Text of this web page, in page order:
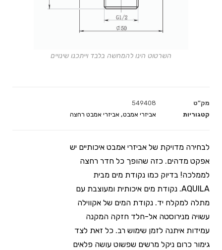
מק"ט
549408
קטגוריות
אביזרי אמבט, אביזרי אמבט רחצה
לבחירה מדויקת של אביזרי אמבט איכותיים יש
אפקט מדהים. כזה שהופך כל חדר רחצה
לממלכה! בדיוק כמו נקודת מים מבית
AQUILA. נקודת מים איכותית ומעוצבת עם
מתלה למקלח יד. נקודת המים של אקווילה
עשויה מנירוסטה אל-חלד חזקה המקנה
עמידות איתנה לזמן שימוש רב. כל זאת לצד
גימור כרום ניקל מרשים שפשוט עושה פלאים
השרטוט הינו להמחשה בלבד וייתכנו שינויים